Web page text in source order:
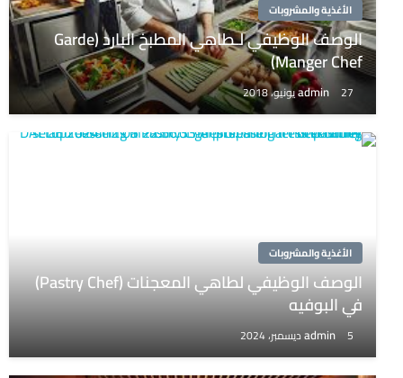
الأغذية والمشروبات
الوصف الوظيفي لـطاهي المطبخ البارد (Garde
Manger Chef)
admin 27 يونيو، 2018
الأغذية والمشروبات
الوصف الوظيفي لطاهي المعجنات (Pastry Chef)
في البوفيه
admin 5 ديسمبر، 2024